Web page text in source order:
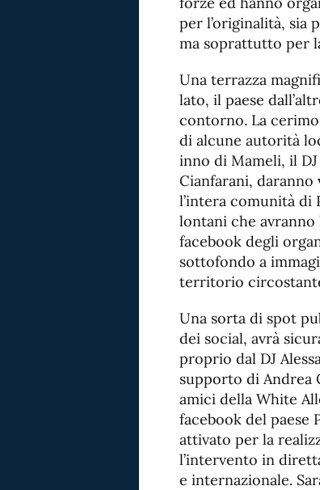
per l’originalità, sia
ma soprattutto per
Una terrazza
lato, il paese
contorno. La
di alcune autorità
inno di Mameli, il
Cianfarani,
l’intera comunità di
lontani che
facebook degli
sottofondo a
territorio
Una sorta di spot
dei social, avrà
proprio dal DJ
supporto di Andrea
amici della White
facebook del paese
attivato per la
l’intervento in
e internazionale.